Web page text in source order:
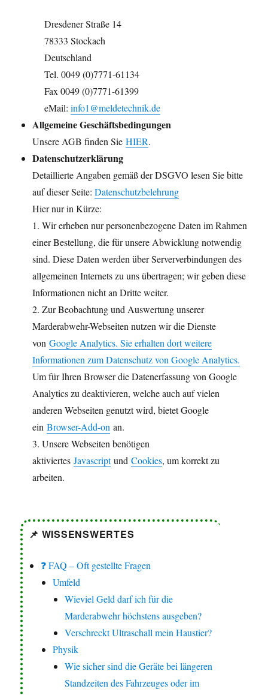
Dresdener Straße 14
78333 Stockach
Deutschland
Tel. 0049 (0)7771-61134
Fax 0049 (0)7771-61399
eMail:info1@meldetechnik.de
Allgemeine Geschäftsbedingungen
Unsere AGB finden SieHIER.
Datenschutzerklärung
Detaillierte Angaben gemäß der DSGVO lesen Sie bitte
auf dieser Seite:Datenschutzbelehrung
Hier nur in Kürze:
1. Wir erheben nur personenbezogene Daten im Rahmen
einer Bestellung, die für unsere Abwicklung notwendig
sind. Diese Daten werden über Serververbindungen des
allgemeinen Internets zu uns übertragen; wir geben diese
Informationen nicht an Dritte weiter.
2. Zur Beobachtung und Auswertung unserer
Marderabwehr-Webseiten nutzen wir die Dienste
vonGoogle Analytics. Sie erhalten dort weitere
Informationen zum Datenschutz von Google Analytics.
Um für Ihren Browser die Datenerfassung von Google
Analytics zu deaktivieren, welche auch auf vielen
anderen Webseiten genutzt wird, bietet Google
einBrowser-Add-on an.
3. Unsere Webseiten benötigen
aktiviertesJavascriptundCookies, um korrekt zu
arbeiten.
📌 WISSENSWERTES
❓ FAQ – Oft gestellte Fragen
Umfeld
Wieviel Geld darf ich für die
Marderabwehr höchstens ausgeben?
Verschreckt Ultraschall mein Haustier?
Physik
Wie sicher sind die Geräte bei längeren
Standzeiten des Fahrzeuges oder im